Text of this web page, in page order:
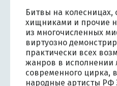
Битвы на колесницах,
хищниками и прочие
из многочисленных
виртуозно
практически всех
жанров в исполнении
современного цирка,
народные артисты РФ